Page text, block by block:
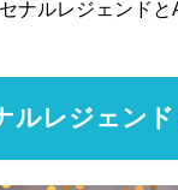
ナルレジェンド
ルレジェン